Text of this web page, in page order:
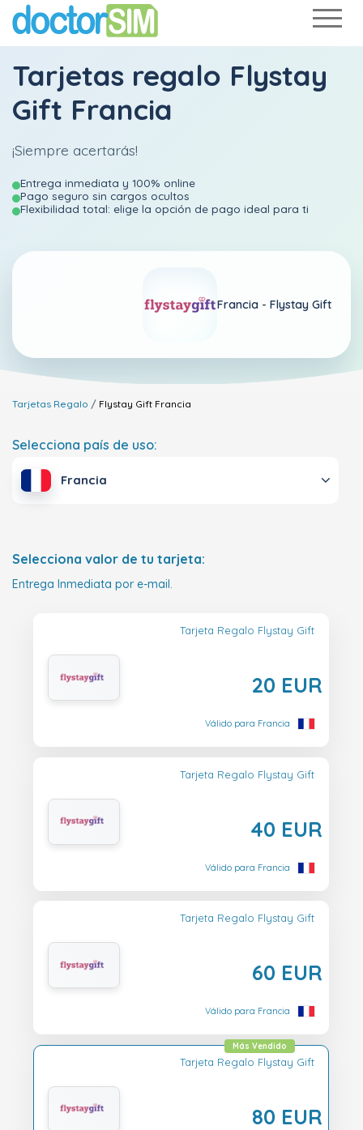
Tarjetas regalo Flystay
Gift Francia
¡Siempre acertarás!
Entrega inmediata y 100% online
Pago seguro sin cargos ocultos
Flexibilidad total: elige la opción de pago ideal para ti
Francia - Flystay Gift
Tarjetas Regalo Flystay Gift Francia
Selecciona país de uso:
Francia
Selecciona valor de tu tarjeta:
Entrega Inmediata por e-mail.
Tarjeta Regalo Flystay Gift
20 EUR
Válido para Francia
Tarjeta Regalo Flystay Gift
40 EUR
Válido para Francia
Tarjeta Regalo Flystay Gift
60 EUR
Válido para Francia
Tarjeta Regalo Flystay Gift
80 EUR
Más Vendido